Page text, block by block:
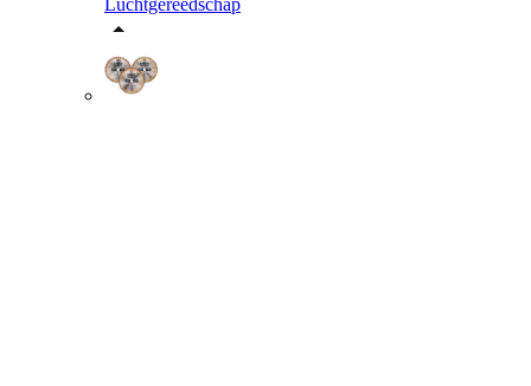
Luchtgereedschap